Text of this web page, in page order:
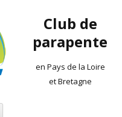
Club de
parapente
en Pays de la Loire
et Bretagne
Aller